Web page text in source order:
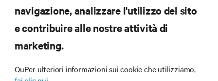
SUPPORTO
AZIENDA
navigazione, analizzare l'utilizzo del sito
e contribuire alle nostre attività di
marketing.
QuPer ulteriori informazioni sui cookie che utilizziamo,